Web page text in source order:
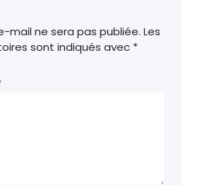
mail ne sera pas publiée. Les
sont indiqués avec *